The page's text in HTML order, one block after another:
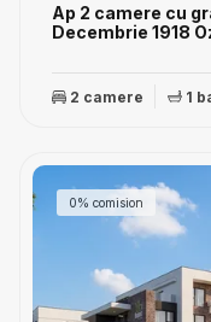
Ap 2 camere cu
Decembrie 1918
2 camere 1
0% comision